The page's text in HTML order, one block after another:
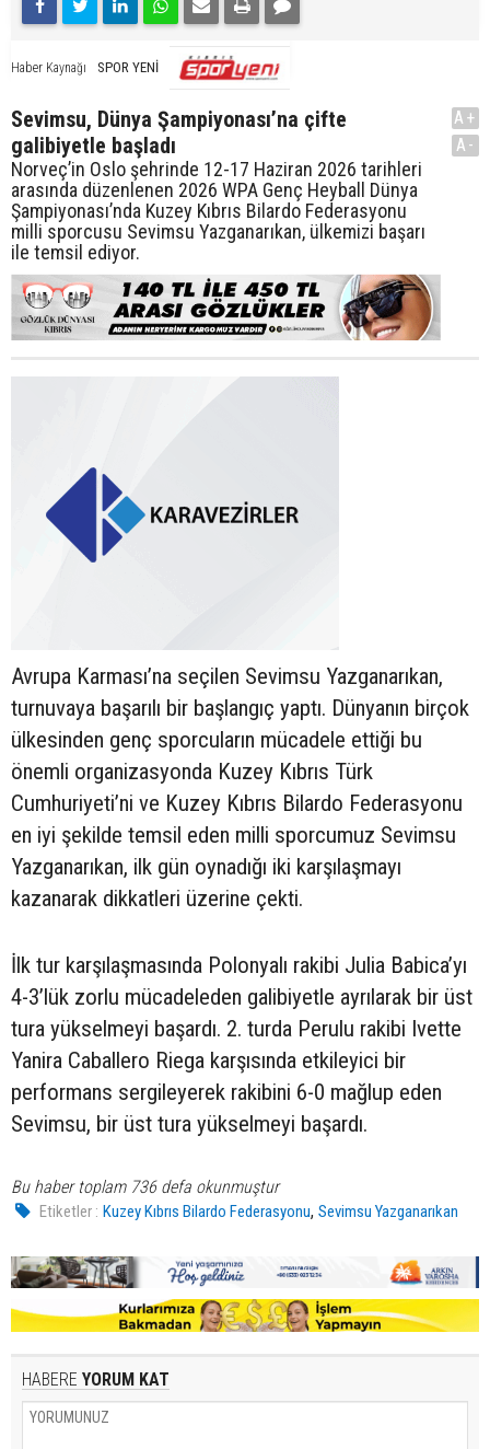
Haber Kaynağı SPOR YENİ
Sevimsu, Dünya Şampiyonası’na çifte
galibiyetle başladı
Norveç’in Oslo şehrinde 12-17 Haziran 2026 tarihleri
arasında düzenlenen 2026 WPA Genç Heyball Dünya
Şampiyonası’nda Kuzey Kıbrıs Bilardo Federasyonu
milli sporcusu Sevimsu Yazganarıkan, ülkemizi başarı
ile temsil ediyor.
A+
A-
Avrupa Karması’na seçilen Sevimsu Yazganarıkan,
turnuvaya başarılı bir başlangıç yaptı. Dünyanın birçok
ülkesinden genç sporcuların mücadele ettiği bu
önemli organizasyonda Kuzey Kıbrıs Türk
Cumhuriyeti’ni ve Kuzey Kıbrıs Bilardo Federasyonu
en iyi şekilde temsil eden milli sporcumuz Sevimsu
Yazganarıkan, ilk gün oynadığı iki karşılaşmayı
kazanarak dikkatleri üzerine çekti.
İlk tur karşılaşmasında Polonyalı rakibi Julia Babica’yı
4-3’lük zorlu mücadeleden galibiyetle ayrılarak bir üst
tura yükselmeyi başardı. 2. turda Perulu rakibi Ivette
Yanira Caballero Riega karşısında etkileyici bir
performans sergileyerek rakibini 6-0 mağlup eden
Sevimsu, bir üst tura yükselmeyi başardı.
Bu haber toplam 736 defa okunmuştur
Etiketler : Kuzey Kıbrıs Bilardo Federasyonu,Sevimsu Yazganarıkan
HABERE YORUM KAT